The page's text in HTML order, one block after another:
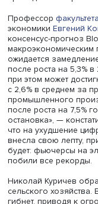
возникла новая
подчеркнул
держатся на
кубометров с
рекордно растут
за мегаватт-час
то с учетом
платежи среднего
несколько сот
оплачивать
жару», —
людей под
населения в
приводит к